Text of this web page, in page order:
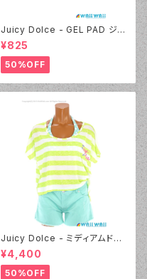
Juicy Dolce - GEL PAD ジェ
ルパッド（030 - 40:イエロー）
¥825
50%OFF
Juicy Dolce - ミディアムドッ
ト（3405 - 60:グリーン）
¥4,400
50%OFF